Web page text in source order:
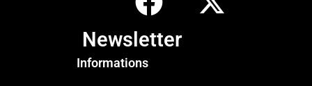
Newsletter
Informations